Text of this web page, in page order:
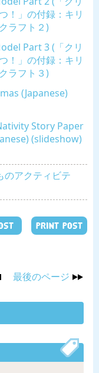
！」の付録：キリ
ラフト２)
Part 3 (「クリ
！」の付録：キリ
ラフト３)
(Japanese)
Story Paper
(slideshow)
のアクティビテ
PRINT POST
最後のページ